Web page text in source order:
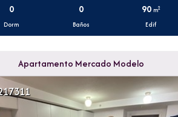
0
Dorm
0
Baños
90 m2
Edif
Apartamento Mercado Modelo